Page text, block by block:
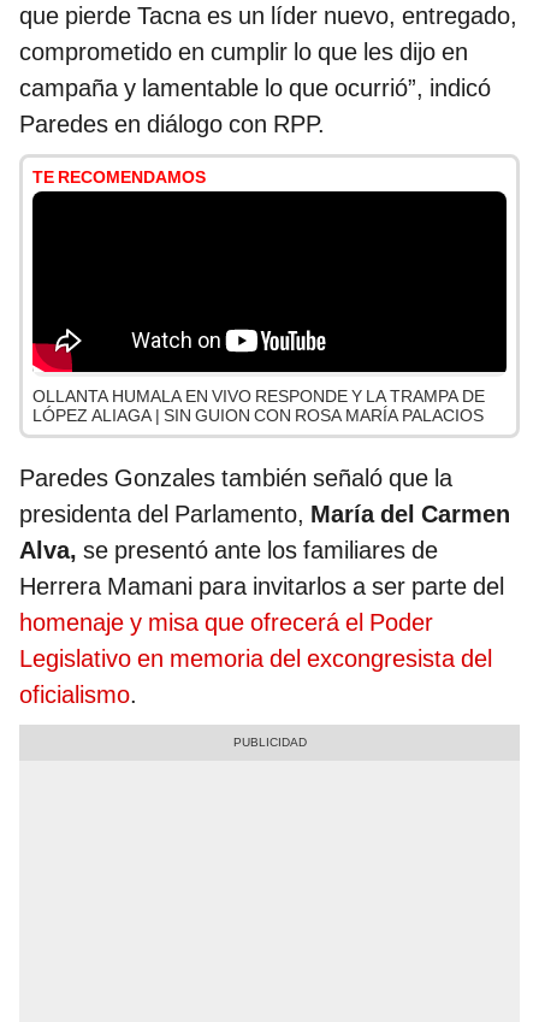
que pierde Tacna es un líder nuevo, entregado,
comprometido en cumplir lo que les dijo en
campaña y lamentable lo que ocurrió”, indicó
Paredes en diálogo con RPP.
TE RECOMENDAMOS
OLLANTA HUMALA EN VIVO RESPONDE Y LA TRAMPA DE
LÓPEZ ALIAGA | SIN GUION CON ROSA MARÍA PALACIOS
Paredes Gonzales también señaló que la
presidenta del Parlamento, María del Carmen
Alva, se presentó ante los familiares de
Herrera Mamani para invitarlos a ser parte del
homenaje y misa que ofrecerá el Poder
Legislativo en memoria del excongresista del
oficialismo.